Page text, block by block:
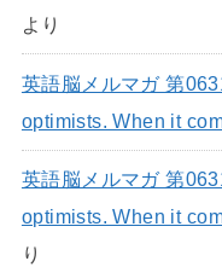
より
英語脳メルマガ 第
optimists. When it
英語脳メルマガ 第
optimists. When it
り